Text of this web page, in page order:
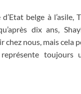
belge à l’asile,
dix ans,
chez nous, mais cela
représente toujours